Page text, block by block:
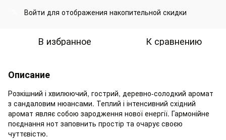
Войти для отображения накопительной скидки
В избранное К сравнению
Описание
Розкішний і хвилюючий, гострий, деревно-солодкий аромат
з сандаловим нюансами. Теплий і інтенсивний східний
аромат являє собою зародження нової енергії. Гармонійне
поєднання нот заповнить простір та очарує своєю
чуттєвістю.